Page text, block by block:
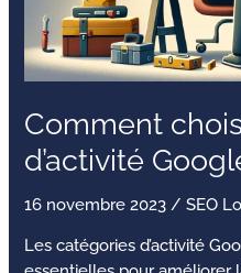
Comment
d’activité
16 novembre 2023 /SEO
Les catégories d’activité